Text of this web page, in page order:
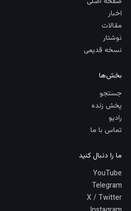
اخبار
مقالات
نوشتار
نسخه قدیمی
بخش‌ها
جستجو
پخش زنده
رادیو
تماس با ما
ما را دنبال کنید
YouTube
Telegram
X / Twitter